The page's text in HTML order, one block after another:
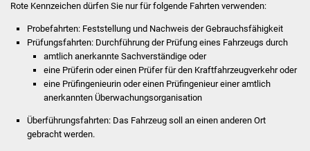
Kontakt
Veröffentlichungen
Ortsrecht
FNP / Bebauungspläne
Rote Kennzeichen dürfen Sie nur für folgende Fahrten verwenden:
Probefahrten: Feststellung und Nachweis der Gebrauchsfähigkeit
Prüfungsfahrten: Durchführung der Prüfung eines Fahrzeugs durch
amtlich anerkannte Sachverständige oder
eine Prüferin oder einen Prüfer für den Kraftfahrzeugverkehr oder
eine Prüfingenieurin oder einen Prüfingenieur einer amtlich
anerkannten Überwachungsorganisation
Überführungsfahrten: Das Fahrzeug soll an einen anderen Ort
gebracht werden.